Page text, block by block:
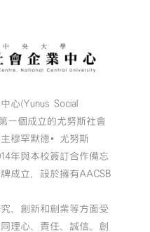
心(Yunus Social
一個成立的尤努斯社會
穆罕默德•尤努斯
年與本校簽訂合作備忘
成立，設於擁有AACSB
、創新和創業等方面受
理心、責任、誠信、創